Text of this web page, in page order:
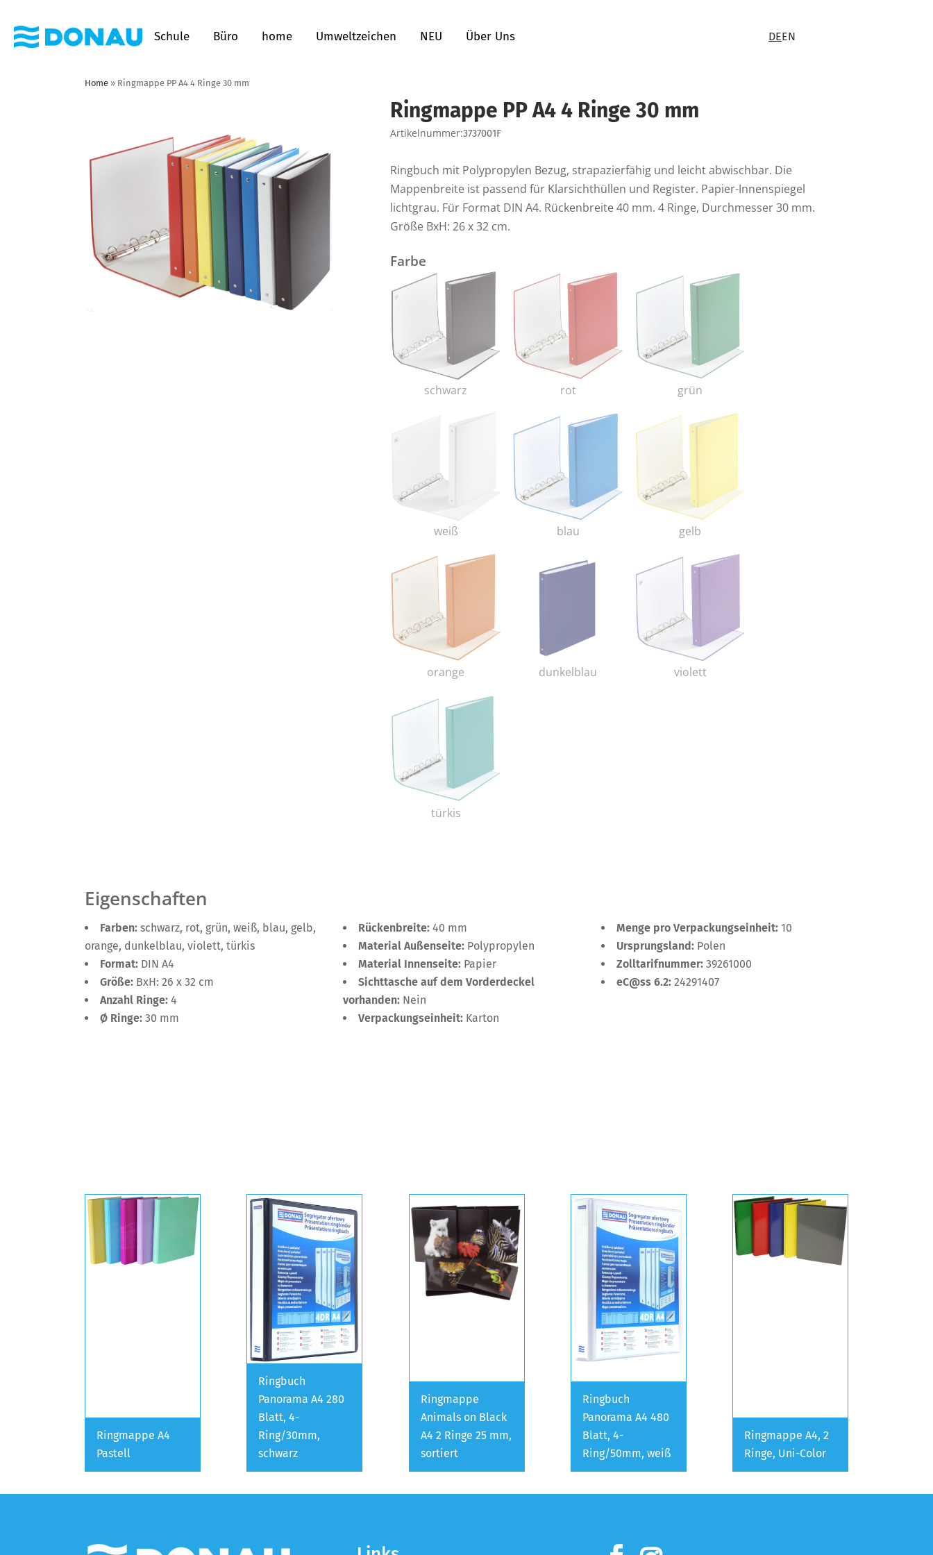
Schule Büro home Umweltzeichen NEU Über Uns DEEN
Home » Ringmappe PP A4 4 Ringe 30 mm
Ringmappe PP A4 4 Ringe 30 mm
Artikelnummer:3737001F
Ringbuch mit Polypropylen Bezug, strapazierfähig und leicht abwischbar. Die
Mappenbreite ist passend für Klarsichthüllen und Register. Papier-Innenspiegel
lichtgrau. Für Format DIN A4. Rückenbreite 40 mm. 4 Ringe, Durchmesser 30 mm.
Größe BxH: 26 x 32 cm.
Farbe
schwarz rot grün
weiß blau gelb
orange dunkelblau violett
türkis
Eigenschaften
Farben: schwarz, rot, grün, weiß, blau, gelb,
orange, dunkelblau, violett, türkis
Format: DIN A4
Größe: BxH: 26 x 32 cm
Anzahl Ringe: 4
Ø Ringe: 30 mm
Rückenbreite: 40 mm
Material Außenseite: Polypropylen
Material Innenseite: Papier
Sichttasche auf dem Vorderdeckel
vorhanden: Nein
Verpackungseinheit: Karton
Menge pro Verpackungseinheit: 10
Ursprungsland: Polen
Zolltarifnummer: 39261000
eC@ss 6.2: 24291407
Ringmappe A4
Pastell
Ringbuch
Panorama A4 280
Blatt, 4-
Ring/30mm,
schwarz
Ringmappe
Animals on Black
A4 2 Ringe 25 mm,
sortiert
Ringbuch
Panorama A4 480
Blatt, 4-
Ring/50mm, weiß
Ringmappe A4, 2
Ringe, Uni-Color